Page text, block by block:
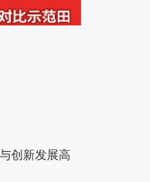
创新发展高